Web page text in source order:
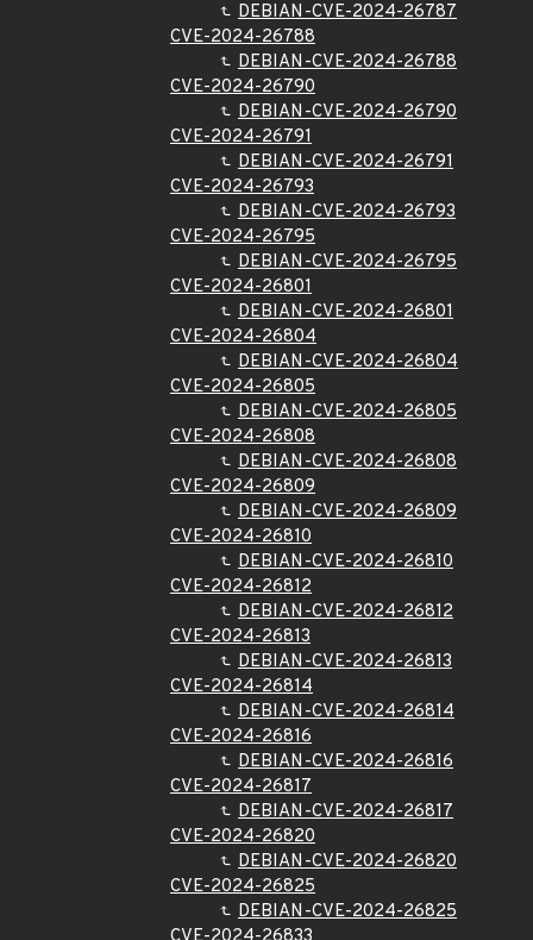
DEBIAN-CVE-2024-26787
CVE-2024-26788
DEBIAN-CVE-2024-26788
CVE-2024-26790
DEBIAN-CVE-2024-26790
CVE-2024-26791
DEBIAN-CVE-2024-26791
CVE-2024-26793
DEBIAN-CVE-2024-26793
CVE-2024-26795
DEBIAN-CVE-2024-26795
CVE-2024-26801
DEBIAN-CVE-2024-26801
CVE-2024-26804
DEBIAN-CVE-2024-26804
CVE-2024-26805
DEBIAN-CVE-2024-26805
CVE-2024-26808
DEBIAN-CVE-2024-26808
CVE-2024-26809
DEBIAN-CVE-2024-26809
CVE-2024-26810
DEBIAN-CVE-2024-26810
CVE-2024-26812
DEBIAN-CVE-2024-26812
CVE-2024-26813
DEBIAN-CVE-2024-26813
CVE-2024-26814
DEBIAN-CVE-2024-26814
CVE-2024-26816
DEBIAN-CVE-2024-26816
CVE-2024-26817
DEBIAN-CVE-2024-26817
CVE-2024-26820
DEBIAN-CVE-2024-26820
CVE-2024-26825
DEBIAN-CVE-2024-26825